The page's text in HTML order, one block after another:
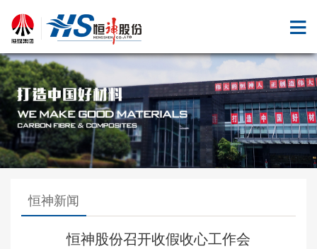
恒神新闻
恒神股份召开收假收心工作会